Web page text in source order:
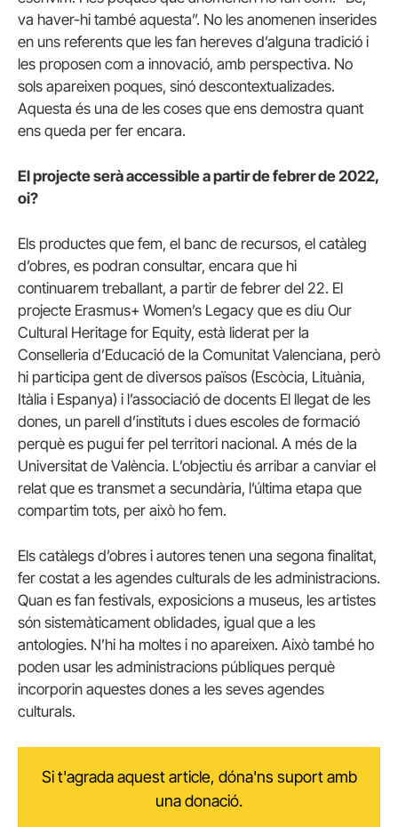
va haver-hi també aquesta”. No les anomenen inserides
en uns referents que les fan hereves d’alguna tradició i
les proposen com a innovació, amb perspectiva. No
sols apareixen poques, sinó descontextualizades.
Aquesta és una de les coses que ens demostra quant
ens queda per fer encara.
El projecte serà accessible a partir de febrer de 2022,
oi?
Els productes que fem, el banc de recursos, el catàleg
d’obres, es podran consultar, encara que hi
continuarem treballant, a partir de febrer del 22. El
projecte Erasmus+ Women’s Legacy que es diu Our
Cultural Heritage for Equity, està liderat per la
Conselleria d’Educació de la Comunitat Valenciana, però
hi participa gent de diversos països (Escòcia, Lituània,
Itàlia i Espanya) i l’associació de docents El llegat de les
dones, un parell d’instituts i dues escoles de formació
perquè es pugui fer pel territori nacional. A més de la
Universitat de València. L’objectiu és arribar a canviar el
relat que es transmet a secundària, l’última etapa que
compartim tots, per això ho fem.
Els catàlegs d’obres i autores tenen una segona finalitat,
fer costat a les agendes culturals de les administracions.
Quan es fan festivals, exposicions a museus, les artistes
són sistemàticament oblidades, igual que a les
antologies. N’hi ha moltes i no apareixen. Això també ho
poden usar les administracions públiques perquè
incorporin aquestes dones a les seves agendes
culturals.
Si t'agrada aquest article, dóna'ns suport amb
una donació.